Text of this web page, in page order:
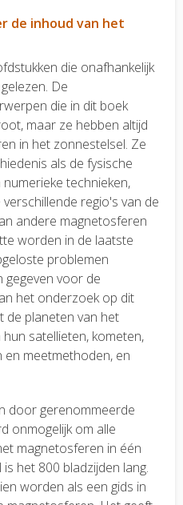
de inhoud van het
die onafhankelijk
De
die in dit boek
maar ze hebben altijd
in het zonnestelsel. Ze
als de fysische
technieken,
regio's van de
andere magnetosferen
worden in de laatste
problemen
gegeven voor de
het onderzoek op dit
de planeten van het
satellieten, kometen,
en meetmethoden, en
door gerenommeerde
onmogelijk om alle
magnetosferen in één
het 800 bladzijden lang.
worden als een gids in